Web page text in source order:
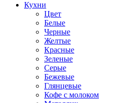
Кухни
Цвет
Белые
Черные
Желтые
Красные
Зеленые
Серые
Бежевые
Глянцевые
Кофе с молоком